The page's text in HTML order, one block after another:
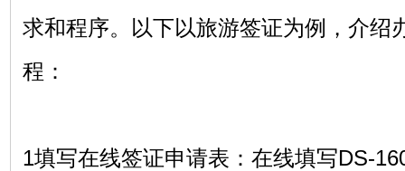
求和程序。以下以旅游签证为例，介绍
程：‌
1‌填写在线签证申请表‌：在线填写DS-